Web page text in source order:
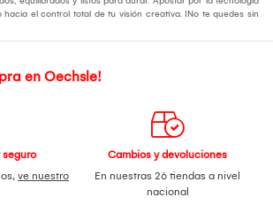
el control total de tu visión creativa. ¡No te quedes sin
en Oechsle!
seguro
ve nuestro
Cambios y devoluciones
En nuestras 26 tiendas a nivel
nacional